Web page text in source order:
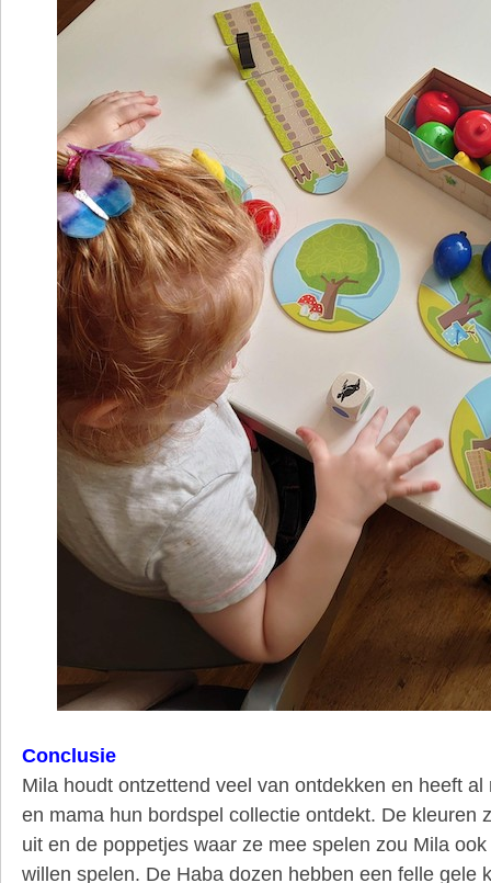
Conclusie
Mila houdt ontzettend veel van ontdekken en heeft
en mama hun bordspel collectie ontdekt. De kleuren
uit en de poppetjes waar ze mee spelen zou Mila
willen spelen. De Haba dozen hebben een felle gele